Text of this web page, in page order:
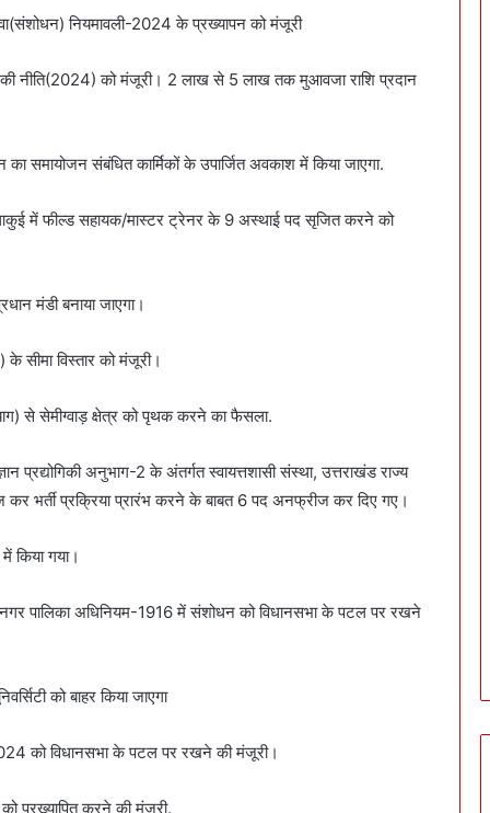
नियमावली-2024 के प्रख्यापन को मंजूरी
नीति(2024) को मंजूरी। 2 लाख से 5 लाख तक मुआवजा राशि प्रदान
समायोजन संबंधित कार्मिकों के उपार्जित अवकाश में किया जाएगा.
में फील्ड सहायक/मास्टर ट्रेनर के 9 अस्थाई पद सृजित करने को
मंडी बनाया जाएगा।
सीमा विस्तार को मंजूरी।
से सेमीग्वाड़ क्षेत्र को पृथक करने का फैसला.
प्रद्योगिकी अनुभाग-2 के अंतर्गत स्वायत्तशासी संस्था, उत्तराखंड राज्य
कर भर्ती प्रक्रिया प्रारंभ करने के बाबत 6 पद अनफ्रीज कर दिए गए।
किया गया।
पालिका अधिनियम-1916 में संशोधन को विधानसभा के पटल पर रखने
को बाहर किया जाएगा
को विधानसभा के पटल पर रखने की मंजूरी।
प्रख्यापित करने की मंजूरी.